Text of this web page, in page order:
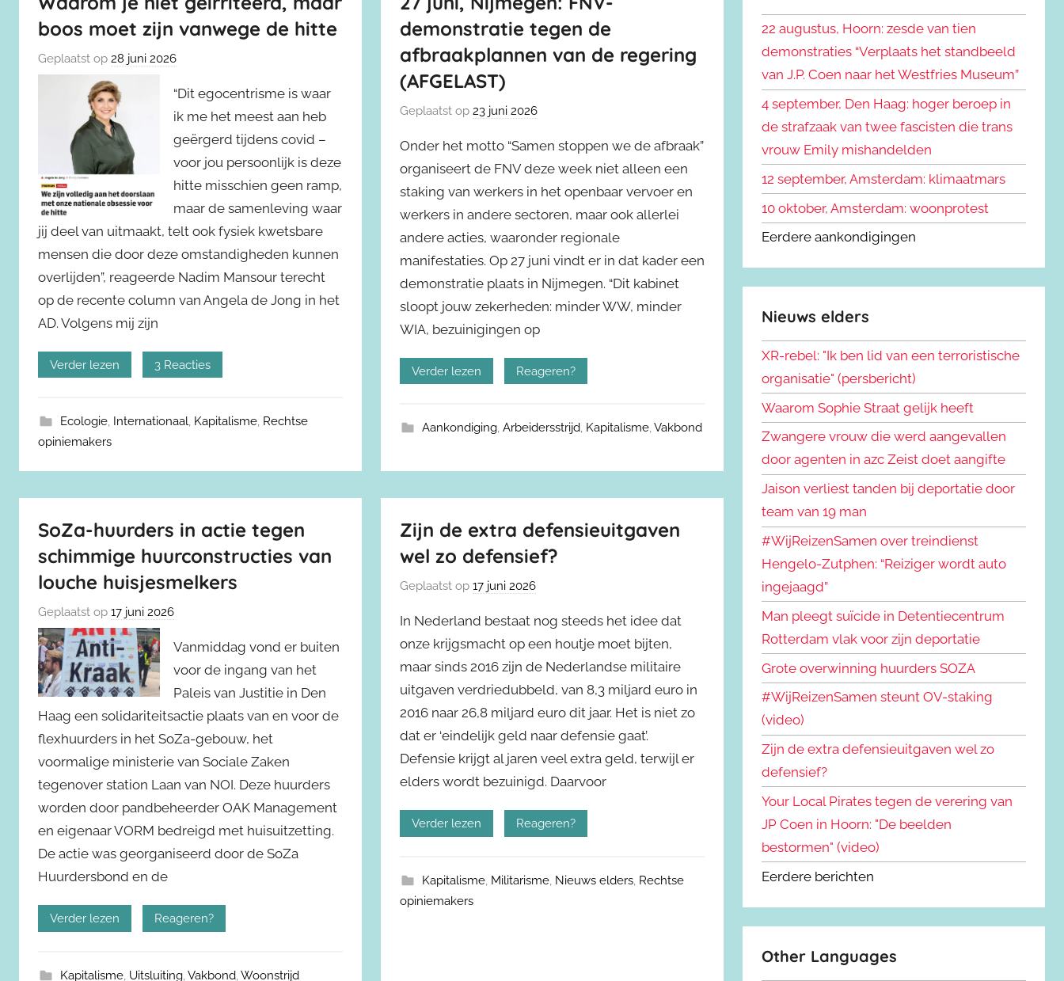
boos moet zijn vanwege de hitte
Geplaatst op 28 juni 2026
“Dit egocentrisme is waar
ik me het meest aan heb
geërgerd tijdens covid –
voor jou persoonlijk is deze
hitte misschien geen ramp,
maar de samenleving waar
jij deel van uitmaakt, telt ook fysiek kwetsbare
mensen die door deze omstandigheden kunnen
overlijden”, reageerde Nadim Mansour terecht
op de recente column van Angela de Jong in het
AD. Volgens mij zijn
Verder lezen 3 Reacties
Ecologie, Internationaal, Kapitalisme, Rechtse
opiniemakers
demonstratie tegen de
afbraakplannen van de regering
(AFGELAST)
Geplaatst op23 juni 2026
Onder het motto “Samen stoppen we de afbraak”
organiseert de FNV deze week niet alleen een
staking van werkers in het openbaar vervoer en
werkers in andere sectoren, maar ook allerlei
andere acties, waaronder regionale
manifestaties. Op 27 juni vindt er in dat kader een
demonstratie plaats in Nijmegen. “Dit kabinet
sloopt jouw zekerheden: minder WW, minder
WIA, bezuinigingen op
Verder lezen Reageren?
Aankondiging, Arbeidersstrijd, Kapitalisme,Vakbond
SoZa-huurders in actie tegen
schimmige huurconstructies van
louche huisjesmelkers
Geplaatst op 17 juni 2026
Vanmiddag vond er buiten
voor de ingang van het
Paleis van Justitie in Den
Haag een solidariteitsactie plaats van en voor de
flexhuurders in het SoZa-gebouw, het
voormalige ministerie van Sociale Zaken
tegenover station Laan van NOI. Deze huurders
worden door pandbeheerder OAK Management
en eigenaar VORM bedreigd met huisuitzetting.
De actie was georganiseerd door de SoZa
Huurdersbond en de
Verder lezen Reageren?
Kapitalisme, Uitsluiting,Vakbond,Woonstrijd
Zijn de extra defensieuitgaven
wel zo defensief?
Geplaatst op17 juni 2026
In Nederland bestaat nog steeds het idee dat
onze krijgsmacht op een houtje moet bijten,
maar sinds 2016 zijn de Nederlandse militaire
uitgaven verdriedubbeld, van 8,3 miljard euro in
2016 naar 26,8 miljard euro dit jaar. Het is niet zo
dat er ‘eindelijk geld naar defensie gaat’.
Defensie krijgt al jaren veel extra geld, terwijl er
elders wordt bezuinigd. Daarvoor
Verder lezen Reageren?
Kapitalisme, Militarisme, Nieuws elders, Rechtse
opiniemakers
n
a
a
r
:
n
22 augustus, Hoorn: zesde van tien
demonstraties “Verplaats het standbeeld
van J.P. Coen naar het Westfries Museum”
4 september, Den Haag: hoger beroep in
de strafzaak van twee fascisten die trans
vrouw Emily mishandelden
12 september, Amsterdam: klimaatmars
10 oktober, Amsterdam: woonprotest
Eerdere aankondigingen
Nieuws elders
XR-rebel: "Ik ben lid van een terroristische
organisatie" (persbericht)
Waarom Sophie Straat gelijk heeft
Zwangere vrouw die werd aangevallen
door agenten in azc Zeist doet aangifte
Jaison verliest tanden bij deportatie door
team van 19 man
#WijReizenSamen over treindienst
Hengelo-Zutphen: “Reiziger wordt auto
ingejaagd”
Man pleegt suïcide in Detentiecentrum
Rotterdam vlak voor zijn deportatie
Grote overwinning huurders SOZA
#WijReizenSamen steunt OV-staking
(video)
Zijn de extra defensieuitgaven wel zo
defensief?
Your Local Pirates tegen de verering van
JP Coen in Hoorn: "De beelden
bestormen" (video)
Eerdere berichten
Other Languages